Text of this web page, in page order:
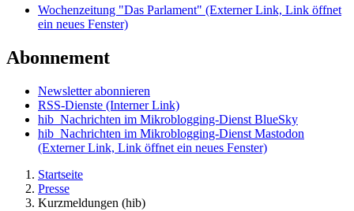
Wochenzeitung "Das Parlament" (Externer Link, Link öffnet
ein neues Fenster)
Abonnement
Newsletter abonnieren
RSS-Dienste (Interner Link)
hib_Nachrichten im Mikroblogging-Dienst BlueSky
hib_Nachrichten im Mikroblogging-Dienst Mastodon
(Externer Link, Link öffnet ein neues Fenster)
Startseite
Presse
Kurzmeldungen (hib)